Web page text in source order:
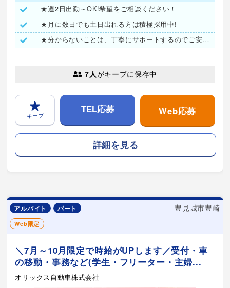
★週2日出勤～OK!希望をご相談ください！
★月に数日でも土日出れる方は積極採用中!
★分からないことは、丁寧にサポートするのでご安心ください♪
7人がキープに保存中
キープ
TEL応募 Web応募
詳細を見る
アルバイト パート 豊見城市豊崎
Web限定
＼7月～10月限定で時給がUPします／受付・車
の移動・事務など(学生・フリーター・主婦...
オリックス自動車株式会社